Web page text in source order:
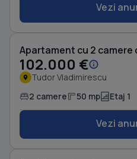
Vezi
102.000 €
Tudor Vladimirescu
2 camere 50 mp Etaj 1
Vezi